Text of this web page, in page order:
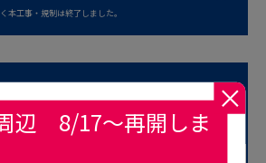
本工事・規制は終了しました。
時
6時まで
辺 8/17～再開しま